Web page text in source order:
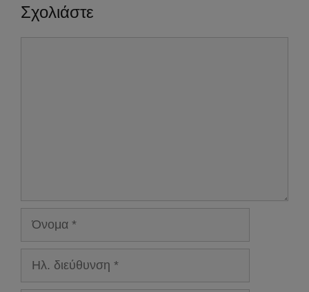
Σχολιάστε
Όνομα
Ηλ.
διεύθυνση